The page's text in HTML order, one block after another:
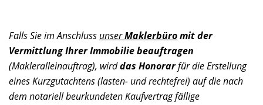
Falls Sie im Anschluss unserMaklerbüromit der
Vermittlung Ihrer Immobilie beauftragen
(Makleralleinauftrag), wirddas Honorarfür die Erstellung
eines Kurzgutachtens (lasten- und rechtefrei) auf die nach
dem notariell beurkundeten Kaufvertrag fällige